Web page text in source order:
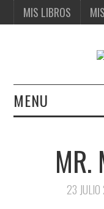
MIS LIBROS
MENU
MIS VIAJES
MR.
23